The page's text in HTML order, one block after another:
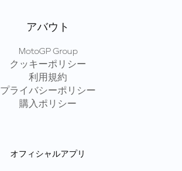
アバウト
MotoGP Group
クッキーポリシー
利用規約
プライバシーポリシー
購入ポリシー
オフィシャルアプリ